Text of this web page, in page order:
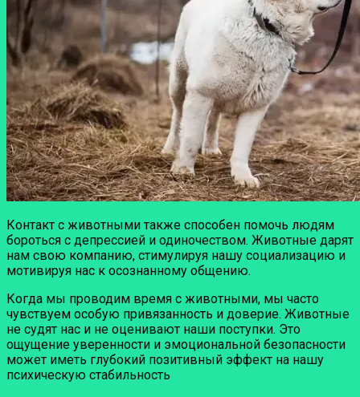
Контакт с животными также способен помочь людям
бороться с депрессией и одиночеством. Животные дарят
нам свою компанию, стимулируя нашу социализацию и
мотивируя нас к осознанному общению.
Когда мы проводим время с животными, мы часто
чувствуем особую привязанность и доверие. Животные
не судят нас и не оценивают наши поступки. Это
ощущение уверенности и эмоциональной безопасности
может иметь глубокий позитивный эффект на нашу
психическую стабильность